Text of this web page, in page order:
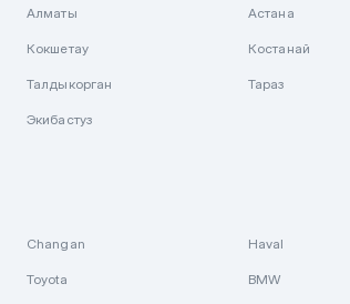
Алматы Астана
Кокшетау Костанай
Талдыкорган Тараз
Экибастуз
Changan Haval
Toyota BMW